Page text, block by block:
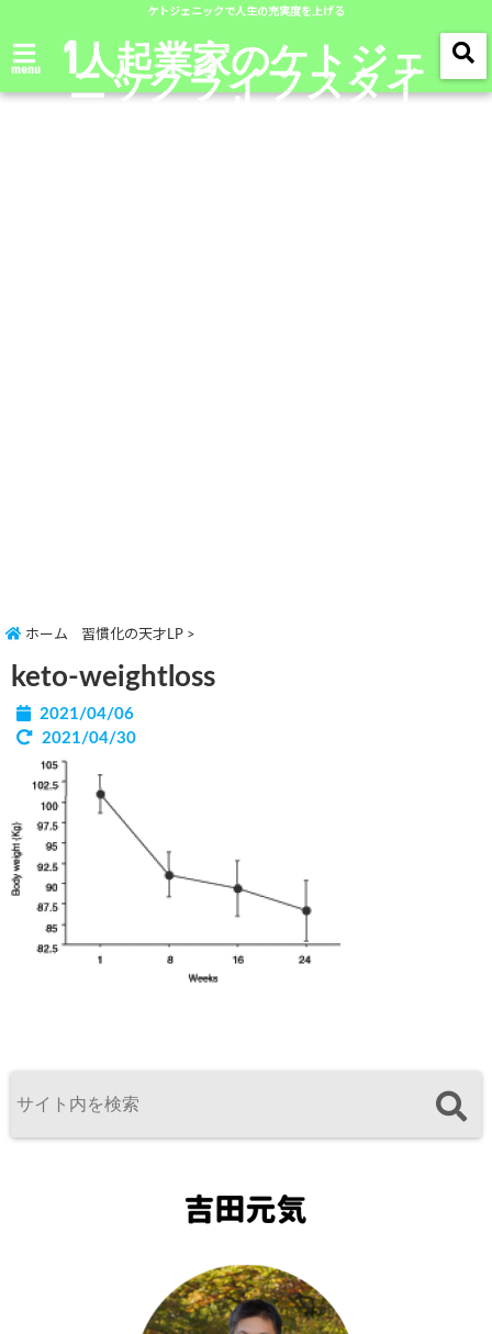
ケトジェニックで人生の充実度を上げる
menu 1人起業家のケトジェ
ニックライフスタイ
ル
ホーム 習慣化の天才LP >
keto-weightloss
2021/04/06
2021/04/30